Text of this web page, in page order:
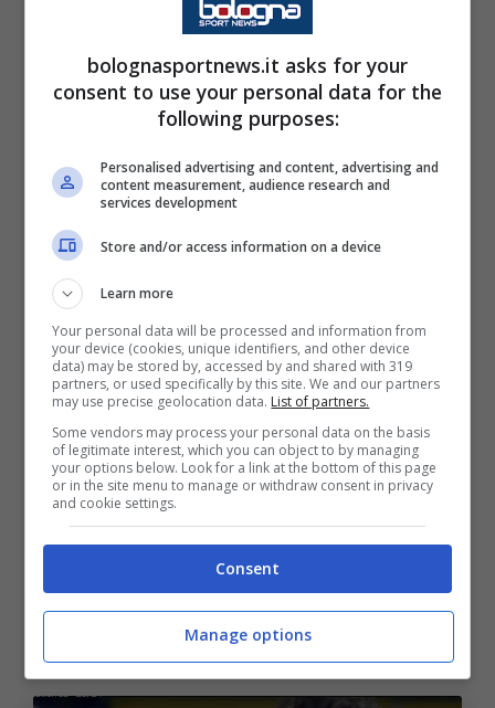
, il giovaneCorazza
arrivati
Holm
. Lista che potrebbe
avere presto un nuovo nome, vincitore di un
Real Madride che ha disputato
due grandi stagioni al Girona
Il nuovo obiettivo da
Champions, un ex Real Madrid
per Italiano?
Bolognavuole sognare in grande e per farlo
punta a MiguelGutierrez . Il ventiduenne è
cresciuto con ilReal Madride con i blancos
ha vinto laYouth League, la Champions dei
giovani, nel 2020. Le ultime due stagioni le
ha trascorse con la maglia delGirona,
squadra che, come ilBologna
qualificare inaspettatamente alla prossima
Champions League
bolognasportnews.it asks for your
consent to use your personal data for the
following purposes:
Personalised advertising and content, advertising and
content measurement, audience research and
services development
Store and/or access information on a device
Learn more
Your personal data will be processed and information from
your device (cookies, unique identifiers, and other device
data) may be stored by, accessed by and shared with 319
partners, or used specifically by this site. We and our partners
may use precise geolocation data. List of partners.
Some vendors may process your personal data on the basis
of legitimate interest, which you can object to by managing
your options below. Look for a link at the bottom of this page
or in the site menu to manage or withdraw consent in privacy
and cookie settings.
Consent
Manage options